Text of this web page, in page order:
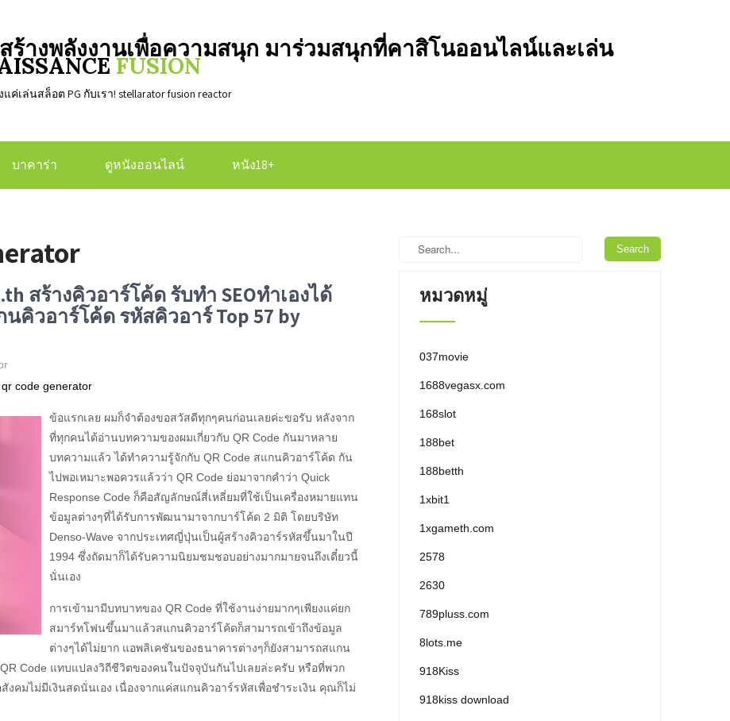
ร้างพลังงานเพื่อความสนุก มาร่วมสนุกที่คาสิโนออนไลน์และเล่น
FUSION
เล่นสล็อต PG กับเรา! stellarator fusion reactor
บาคาร่า ดูหนังออนไลน์ หนัง18+
สร้างคิวอาร์โค้ด รับทำ SEOทำเองได้
คิวอาร์โค้ด รหัสคิวอาร์ Top 57 by
qr code generator
ข้อแรกเลย ผมก็จำต้องขอสวัสดีทุกๆคนก่อนเลยค่ะขอรับ หลังจาก
ที่ทุกคนได้อ่านบทความของผมเกี่ยวกับ QR Code กันมาหลาย
บทความแล้ว ได้ทำความรู้จักกับ QR Code สแกนคิวอาร์โค้ด กัน
ไปพอเหมาะพอควรแล้วว่า QR Code ย่อมาจากคำว่า Quick
Response Code ก็คือสัญลักษณ์สี่เหลี่ยมที่ใช้เป็นเครื่องหมายแทน
ข้อมูลต่างๆที่ได้รับการพัฒนามาจากบาร์โค้ด 2 มิติ โดยบริษัท
Denso-Wave จากประเทศญี่ปุ่นเป็นผู้สร้างคิวอาร์รหัสขึ้นมาในปี
1994 ซึ่งถัดมาก็ได้รับความนิยมชมชอบอย่างมากมายจนถึงเดี๋ยวนี้
นั่นเอง
การเข้ามามีบทบาทของ QR Code ที่ใช้งานง่ายมากๆเพียงแค่ยก
สมาร์ทโฟนขึ้นมาแล้วสแกนคิวอาร์โค้ดก็สามารถเข้าถึงข้อมูล
ต่างๆได้ไม่ยาก แอพลิเคชันของธนาคารต่างๆก็ยังสามารถสแกน
QR Code แทบแปลงวิถีชีวิตของคนในปัจจุบันกันไปเลยล่ะครับ หรือที่พวก
งคมไม่มีเงินสดนั่นเอง เนื่องจากแค่สแกนคิวอาร์รหัสเพื่อชำระเงิน คุณก็ไม่
หมวดหมู่
037movie
1688vegasx.com
168slot
188bet
188betth
1xbit1
1xgameth.com
2578
2630
789pluss.com
8lots.me
918Kiss
918kiss download